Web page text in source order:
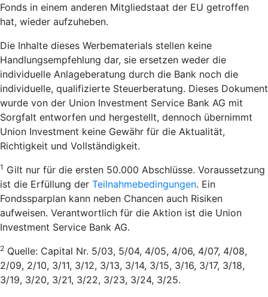
Fonds in einem anderen Mitgliedstaat der EU getroffen
hat, wieder aufzuheben.
Die Inhalte dieses Werbematerials stellen keine
Handlungsempfehlung dar, sie ersetzen weder die
individuelle Anlageberatung durch die Bank noch die
individuelle, qualifizierte Steuerberatung. Dieses Dokument
wurde von der Union Investment Service Bank AG mit
Sorgfalt entworfen und hergestellt, dennoch übernimmt
Union Investment keine Gewähr für die Aktualität,
Richtigkeit und Vollständigkeit.
1 Gilt nur für die ersten 50.000 Abschlüsse. Voraussetzung
ist die Erfüllung der Teilnahmebedingungen. Ein
Fondssparplan kann neben Chancen auch Risiken
aufweisen. Verantwortlich für die Aktion ist die Union
Investment Service Bank AG.
2 Quelle: Capital Nr. 5/03, 5/04, 4/05, 4/06, 4/07, 4/08,
2/09, 2/10, 3/11, 3/12, 3/13, 3/14, 3/15, 3/16, 3/17, 3/18,
3/19, 3/20, 3/21, 3/22, 3/23, 3/24, 3/25.